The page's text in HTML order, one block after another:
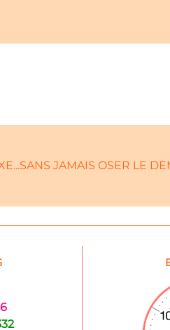
JAMAIS OSER LE